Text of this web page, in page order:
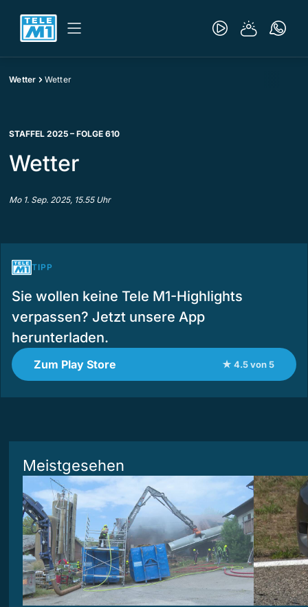
Wetter Wetter
STAFFEL 2025 – FOLGE 610
Wetter
Mo 1. Sep. 2025, 15.55 Uhr
TIPP
Sie wollen keine Tele M1-Highlights
verpassen? Jetzt unsere App
herunterladen.
Zum Play Store ★ 4.5 von 5
Meistgesehen